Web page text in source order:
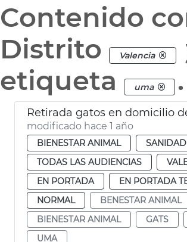
Contenido
Distrito
Valencia
etiqueta
uma .
Retirada gatos en domicilio
modificado hace 1 año
BIENESTAR ANIMAL
SANIDAD
TODAS LAS AUDIENCIAS
EN PORTADA
EN PORTADA
NORMAL
BENESTAR ANIMAL
BIENESTAR ANIMAL
GATS
UMA